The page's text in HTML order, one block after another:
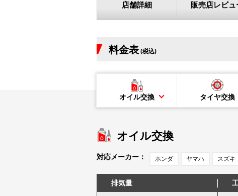
店舗詳細 販売店レビュ
料金表 (税込)
オイル交換 タイヤ交換
オイル交換
対応メーカー： ホンダ ヤマハ スズキ
排気量